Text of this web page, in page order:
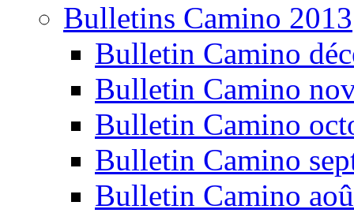
Bulletins Camino 2013
Bulletin Camino
Bulletin Camino
Bulletin Camino
Bulletin Camino
Bulletin Camino